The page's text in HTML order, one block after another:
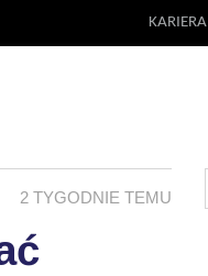
KARIERA
2 TYGODNIE TEMU